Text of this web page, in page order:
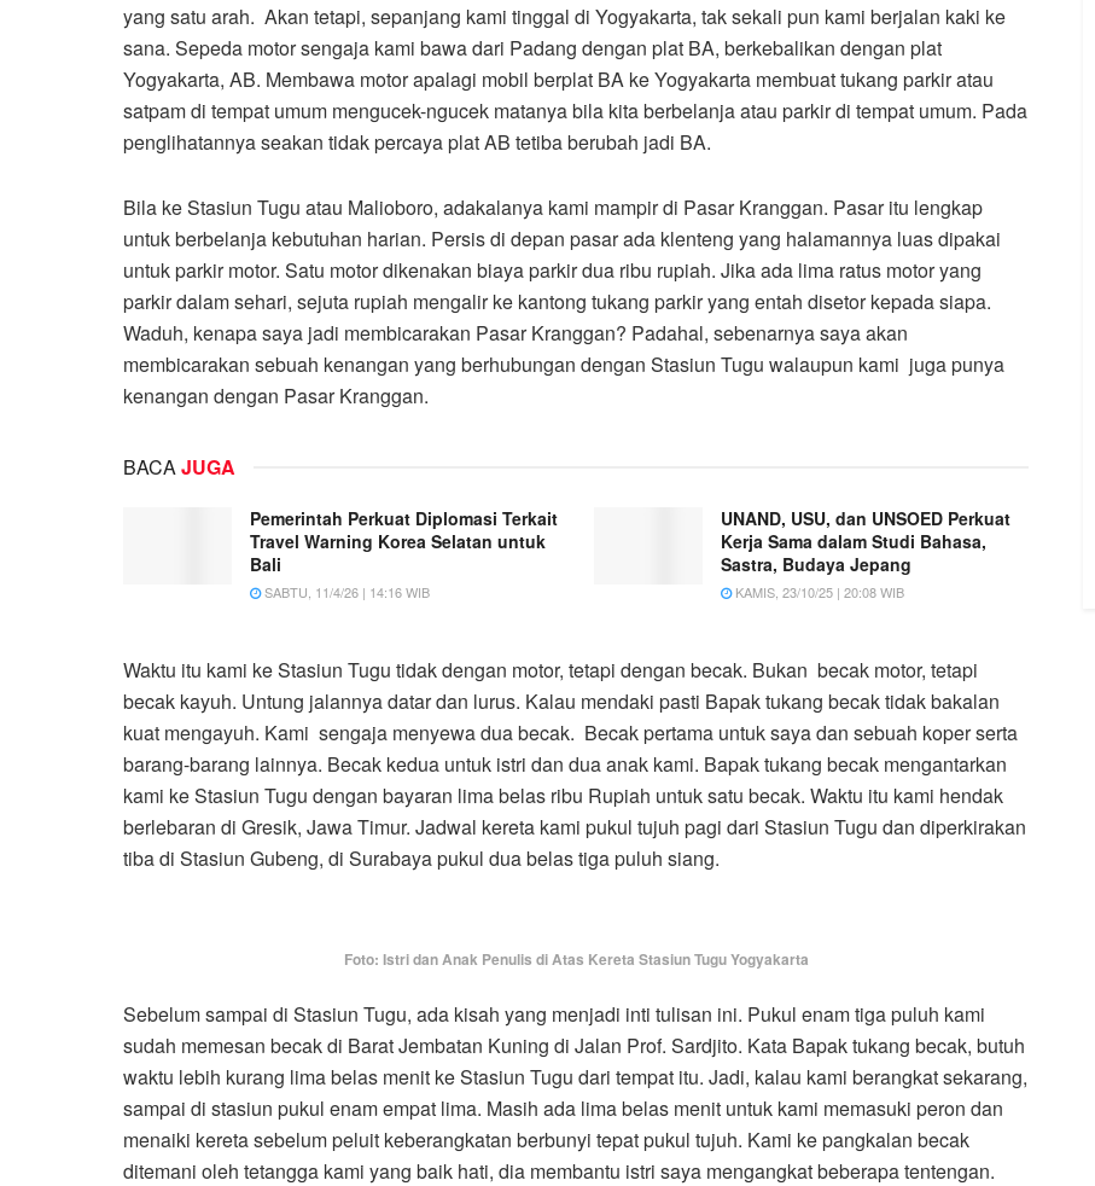
yang satu arah. Akan tetapi, sepanjang kami tinggal di Yogyakarta, tak sekali pun kami berjalan kaki ke
sana. Sepeda motor sengaja kami bawa dari Padang dengan plat BA, berkebalikan dengan plat
Yogyakarta, AB. Membawa motor apalagi mobil berplat BA ke Yogyakarta membuat tukang parkir atau
satpam di tempat umum mengucek-ngucek matanya bila kita berbelanja atau parkir di tempat umum. Pada
penglihatannya seakan tidak percaya plat AB tetiba berubah jadi BA.
Bila ke Stasiun Tugu atau Malioboro, adakalanya kami mampir di Pasar Kranggan. Pasar itu lengkap
untuk berbelanja kebutuhan harian. Persis di depan pasar ada klenteng yang halamannya luas dipakai
untuk parkir motor. Satu motor dikenakan biaya parkir dua ribu rupiah. Jika ada lima ratus motor yang
parkir dalam sehari, sejuta rupiah mengalir ke kantong tukang parkir yang entah disetor kepada siapa.
Waduh, kenapa saya jadi membicarakan Pasar Kranggan? Padahal, sebenarnya saya akan
membicarakan sebuah kenangan yang berhubungan dengan Stasiun Tugu walaupun kami juga punya
kenangan dengan Pasar Kranggan.
BACAJUGA
Pemerintah Perkuat Diplomasi Terkait
Travel Warning Korea Selatan untuk
Bali
SABTU, 11/4/26 | 14:16 WIB
UNAND, USU, dan UNSOED Perkuat
Kerja Sama dalam Studi Bahasa,
Sastra, Budaya Jepang
KAMIS, 23/10/25 | 20:08 WIB
Waktu itu kami ke Stasiun Tugu tidak dengan motor, tetapi dengan becak. Bukan becak motor, tetapi
becak kayuh. Untung jalannya datar dan lurus. Kalau mendaki pasti Bapak tukang becak tidak bakalan
kuat mengayuh. Kami sengaja menyewa dua becak. Becak pertama untuk saya dan sebuah koper serta
barang-barang lainnya. Becak kedua untuk istri dan dua anak kami. Bapak tukang becak mengantarkan
kami ke Stasiun Tugu dengan bayaran lima belas ribu Rupiah untuk satu becak. Waktu itu kami hendak
berlebaran di Gresik, Jawa Timur. Jadwal kereta kami pukul tujuh pagi dari Stasiun Tugu dan diperkirakan
tiba di Stasiun Gubeng, di Surabaya pukul dua belas tiga puluh siang.
Foto: Istri dan Anak Penulis di Atas Kereta Stasiun Tugu Yogyakarta
Sebelum sampai di Stasiun Tugu, ada kisah yang menjadi inti tulisan ini. Pukul enam tiga puluh kami
sudah memesan becak di Barat Jembatan Kuning di Jalan Prof. Sardjito. Kata Bapak tukang becak, butuh
waktu lebih kurang lima belas menit ke Stasiun Tugu dari tempat itu. Jadi, kalau kami berangkat sekarang,
sampai di stasiun pukul enam empat lima. Masih ada lima belas menit untuk kami memasuki peron dan
menaiki kereta sebelum peluit keberangkatan berbunyi tepat pukul tujuh. Kami ke pangkalan becak
ditemani oleh tetangga kami yang baik hati, dia membantu istri saya mengangkat beberapa tentengan.